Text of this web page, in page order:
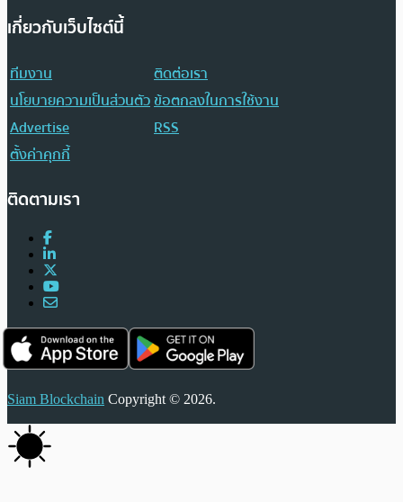
เกี่ยวกับเว็บไซต์นี้
ทีมงาน
ติดต่อเรา
นโยบายความเป็นส่วนตัวข้อตกลงในการใช้งาน
Advertise
RSS
ตั้งค่าคุกกี้
ติดตามเรา
Siam Blockchain Copyright © 2026.